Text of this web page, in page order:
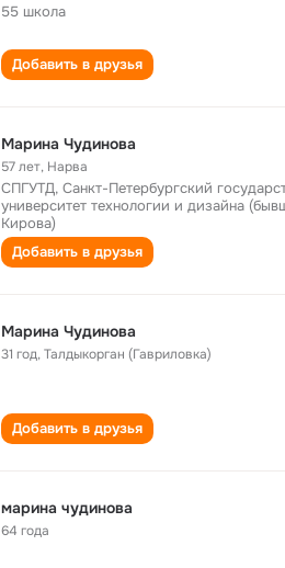
55 школа
Добавить в друзья
Марина Чудинова
57 лет, Нарва
СПГУТД, Санкт-Петербургский
университет технологии и дизайна
Кирова)
Добавить в друзья
Марина Чудинова
31 год,Талдыкорган (Гавриловка)
Добавить в друзья
марина чудинова
64 года